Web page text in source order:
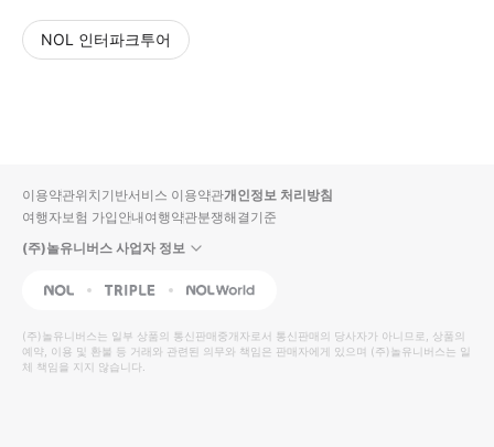
NOL 인터파크투어
입니
다.
높
은
순
동
영
상
순
상
이용약관위치기반서비스 이용약관개인정보 처리방침
여행자보험 가입안내여행약관분쟁해결기준
(주)놀유니버스 사업자 정보
NOL Triple Interpark Global
(주)놀유니버스는 일부 상품의 통신판매중개자로서 통신판매의 당사자가 아니므로, 상품의
예약, 이용 및 환불 등 거래와 관련된 의무와 책임은 판매자에게 있으며 (주)놀유니버스는 일
체 책임을 지지 않습니다.